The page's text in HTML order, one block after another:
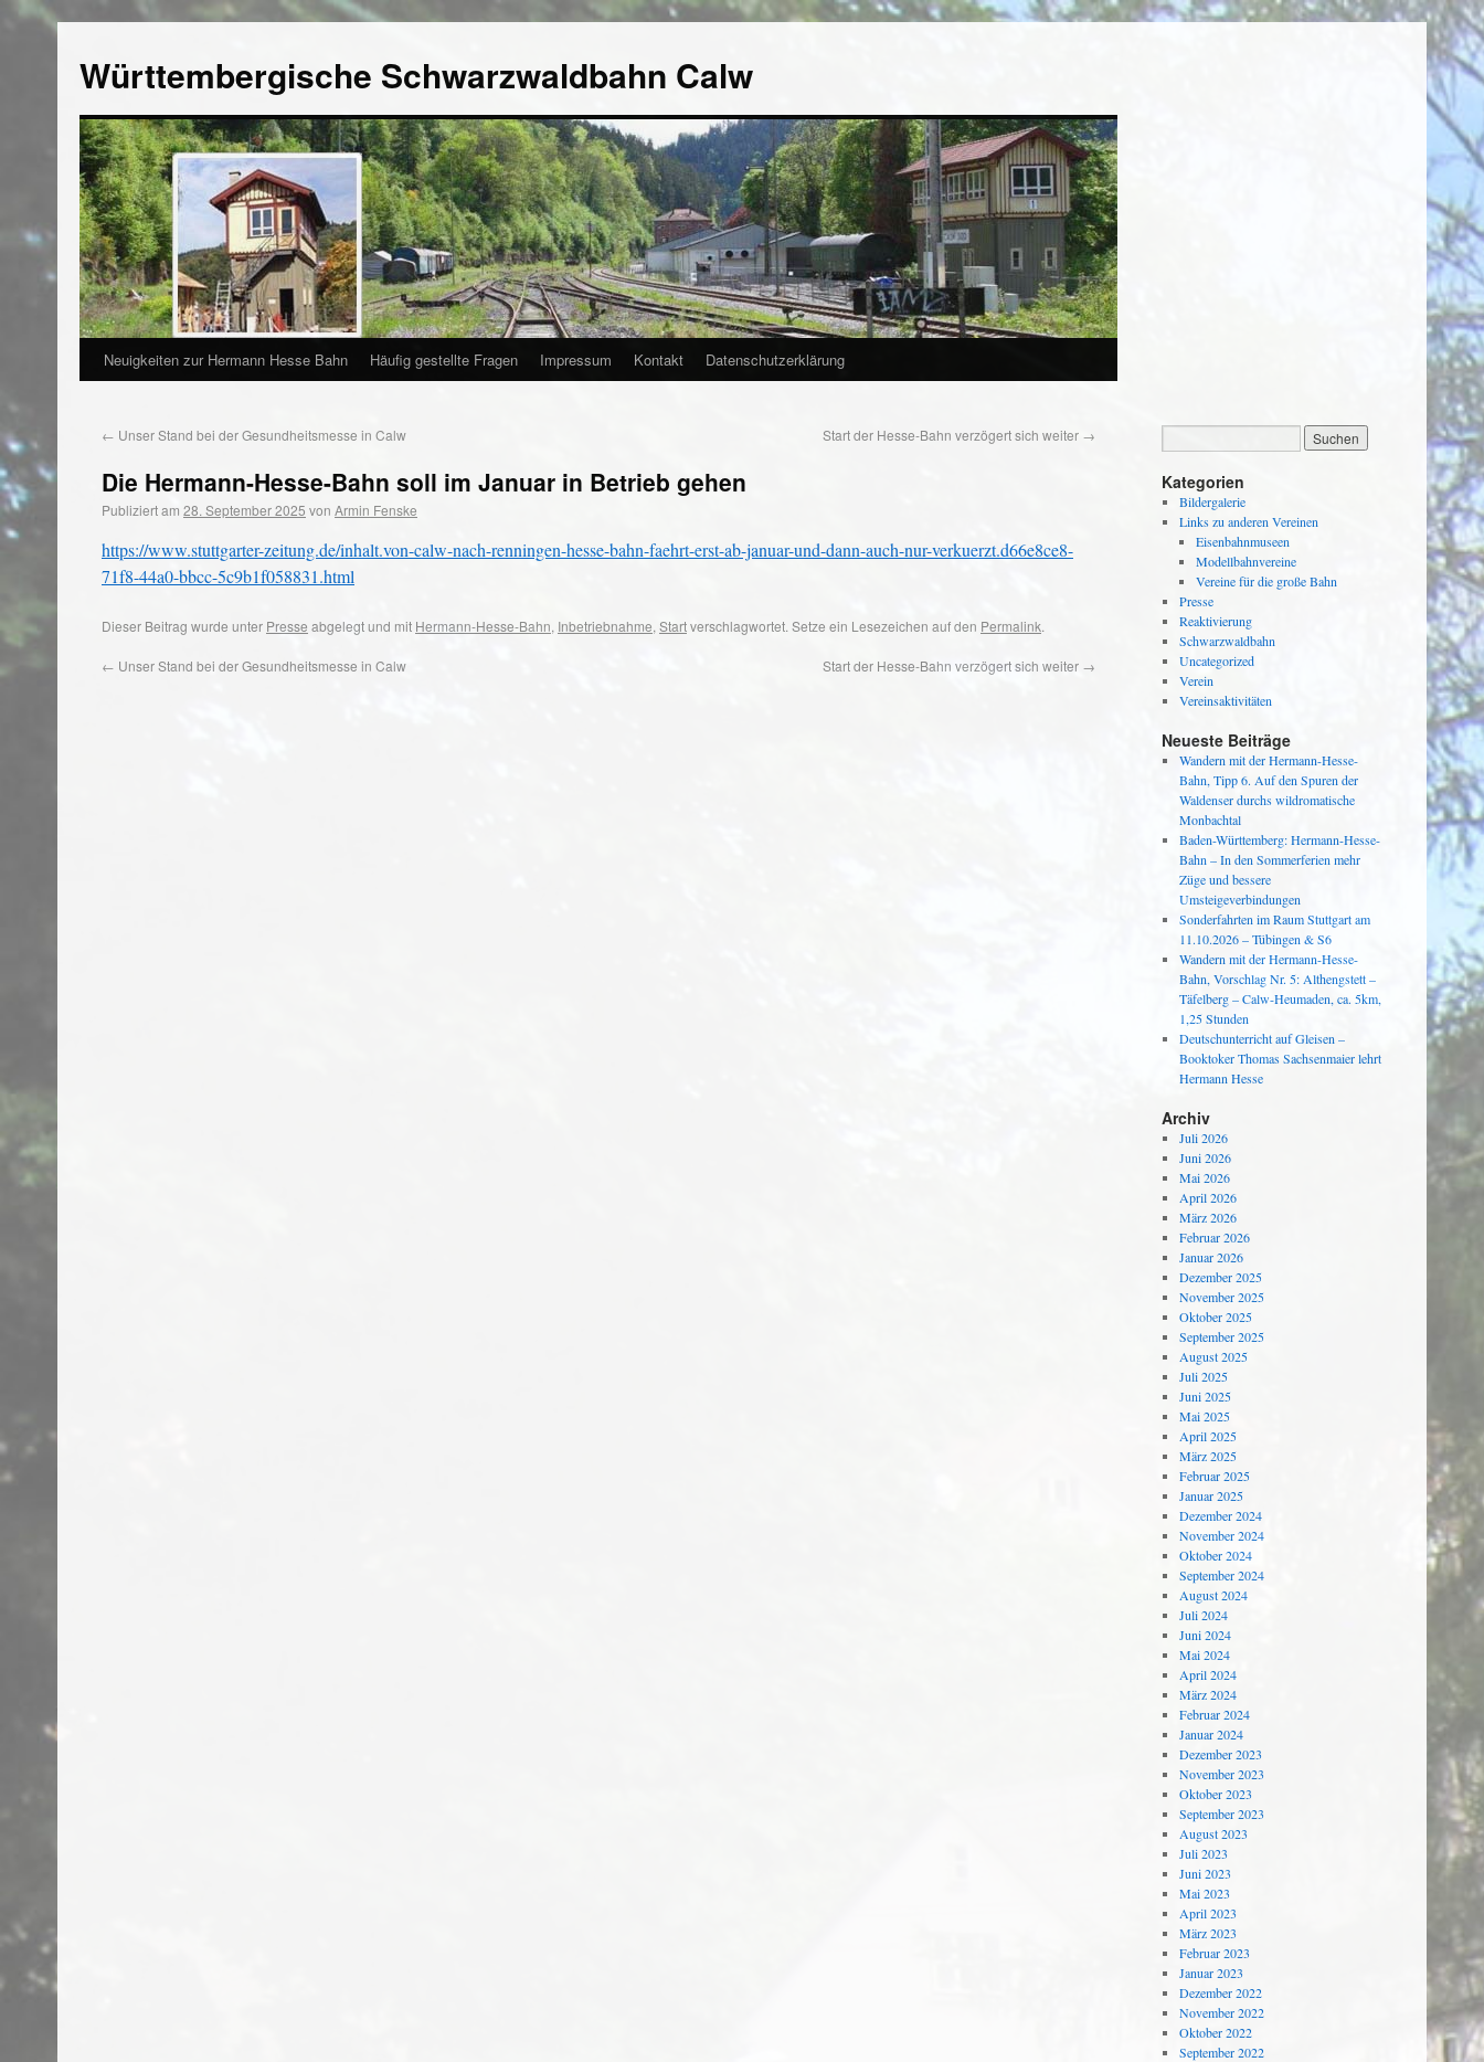
Württembergische Schwarzwaldbahn Calw
Neuigkeiten zur Hermann Hesse Bahn Häufig gestellte Fragen Impressum Kontakt Datenschutzerklärung
← Unser Stand bei der Gesundheitsmesse in Calw Start der Hesse-Bahn verzögert sich weiter →
Die Hermann-Hesse-Bahn soll im Januar in Betrieb gehen
Publiziert am 28. September 2025 von Armin Fenske
https://www.stuttgarter-zeitung.de/inhalt.von-calw-nach-renningen-hesse-bahn-faehrt-erst-ab-januar-und-dann-auch-nur-verkuerzt.d66e8ce8-
71f8-44a0-bbcc-5c9b1f058831.html
Dieser Beitrag wurde unter Presse abgelegt und mit Hermann-Hesse-Bahn, Inbetriebnahme, Startverschlagwortet. Setze ein Lesezeichen auf den Permalink.
← Unser Stand bei der Gesundheitsmesse in Calw Start der Hesse-Bahn verzögert sich weiter →
Kategorien
Bildergalerie
Links zu anderen Vereinen
Eisenbahnmuseen
Modellbahnvereine
Vereine für die große Bahn
Presse
Reaktivierung
Schwarzwaldbahn
Uncategorized
Verein
Vereinsaktivitäten
Neueste Beiträge
Wandern mit der Hermann-Hesse-
Bahn, Tipp 6. Auf den Spuren der
Waldenser durchs wildromatische
Monbachtal
Baden-Württemberg: Hermann-Hesse-
Bahn – In den Sommerferien mehr
Züge und bessere
Umsteigeverbindungen
Sonderfahrten im Raum Stuttgart am
11.10.2026 – Tübingen & S6
Wandern mit der Hermann-Hesse-
Bahn, Vorschlag Nr. 5: Althengstett –
Täfelberg – Calw-Heumaden, ca. 5km,
1,25 Stunden
Deutschunterricht auf Gleisen –
Booktoker Thomas Sachsenmaier lehrt
Hermann Hesse
Archiv
Juli 2026
Juni 2026
Mai 2026
April 2026
März 2026
Februar 2026
Januar 2026
Dezember 2025
November 2025
Oktober 2025
September 2025
August 2025
Juli 2025
Juni 2025
Mai 2025
April 2025
März 2025
Februar 2025
Januar 2025
Dezember 2024
November 2024
Oktober 2024
September 2024
August 2024
Juli 2024
Juni 2024
Mai 2024
April 2024
März 2024
Februar 2024
Januar 2024
Dezember 2023
November 2023
Oktober 2023
September 2023
August 2023
Juli 2023
Juni 2023
Mai 2023
April 2023
März 2023
Februar 2023
Januar 2023
Dezember 2022
November 2022
Oktober 2022
September 2022